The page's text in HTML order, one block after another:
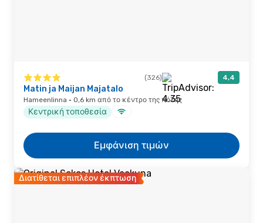
(326) 4,4
Matin ja Maijan Majatalo
Hameenlinna · 0,6 km από το κέντρο της πόλης
Κεντρική τοποθεσία
Εμφάνιση τιμών
Διατίθεται επιπλέον έκπτωση